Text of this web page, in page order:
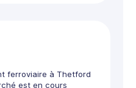
ferroviaire à Thetford
est en cours